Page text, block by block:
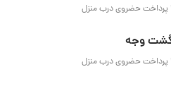
پرداخت حضروی درب منزل
پرداخت حضروی درب منزل